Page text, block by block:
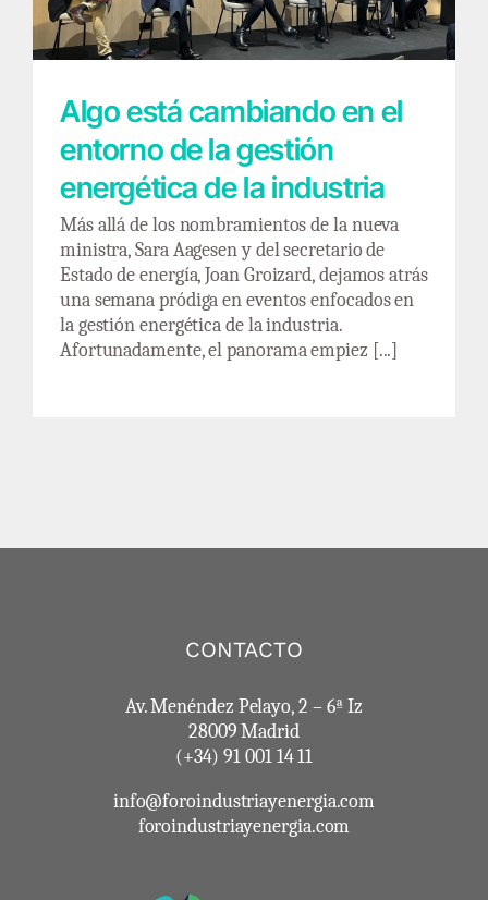
Algo está cambiando en el
entorno de la gestión
energética de la industria
Más allá de los nombramientos de la nueva
ministra, Sara Aagesen y del secretario de
Estado de energía, Joan Groizard, dejamos atrás
una semana pródiga en eventos enfocados en
la gestión energética de la industria.
Afortunadamente, el panorama empiez [...]
CONTACTO
Av. Menéndez Pelayo, 2 – 6ª Iz
28009 Madrid
(+34) 91 001 14 11
info@foroindustriayenergia.com
foroindustriayenergia.com